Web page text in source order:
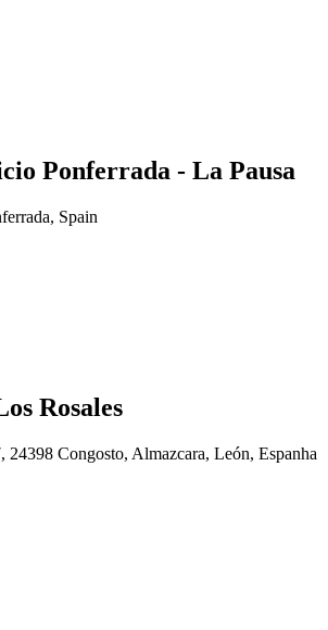
Ponferrada - La Pausa
Spain
Rosales
Congosto, Almazcara, León, Espanha